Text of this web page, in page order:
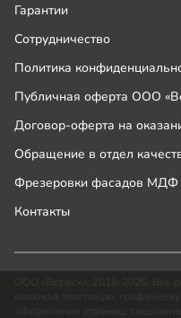
Гарантии
Сотрудничество
Политика
Публичная оферта ООО
Договор-оферта на
Обращение в отдел
Фрезеровки фасадов МДФ
Контакты
включая текстовую,